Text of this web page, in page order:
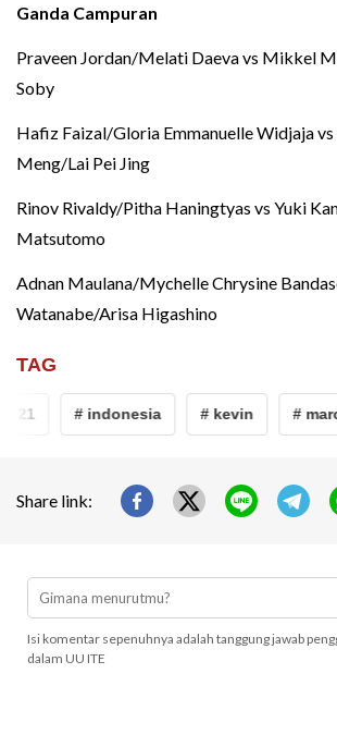
Ganda Campuran
Praveen Jordan/Melati Daeva vs Mikkel
Soby
Hafiz Faizal/Gloria Emmanuelle Widjaja vs
Meng/Lai Pei Jing
Rinov Rivaldy/Pitha Haningtyas vs Yuki
Matsutomo
Adnan Maulana/Mychelle Chrysine
Watanabe/Arisa Higashino
TAG
# indonesia # kevin #
Share link:
Isi komentar sepenuhnya adalah tanggung jawab
dalam UU ITE